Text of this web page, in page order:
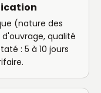
(nature des
qualité
: 5 à 10 jours